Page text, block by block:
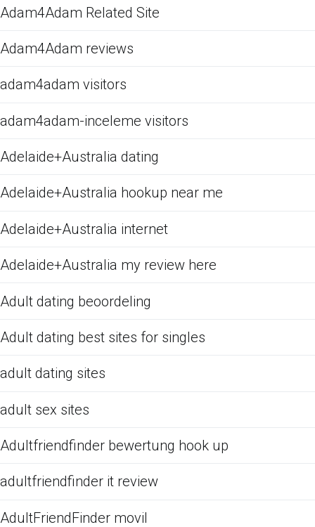
Adam4Adam Related Site
Adam4Adam reviews
adam4adam visitors
adam4adam-inceleme visitors
Adelaide+Australia dating
Adelaide+Australia hookup near me
Adelaide+Australia internet
Adelaide+Australia my review here
Adult dating beoordeling
Adult dating best sites for singles
adult dating sites
adult sex sites
Adultfriendfinder bewertung hook up
adultfriendfinder it review
AdultFriendFinder movil